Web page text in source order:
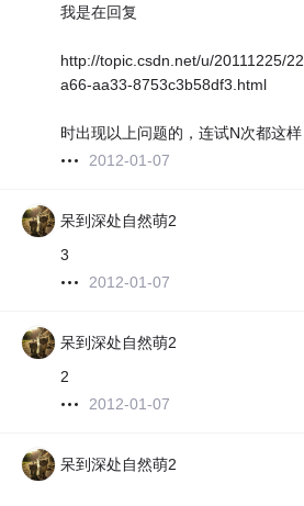
我是在回复
http://topic.csdn.net/u/20111225/
a66-aa33-8753c3b58df3.html
时出现以上问题的，连试N次都这样
2012-01-07
呆到深处自然萌2
3
2012-01-07
呆到深处自然萌2
2
2012-01-07
呆到深处自然萌2